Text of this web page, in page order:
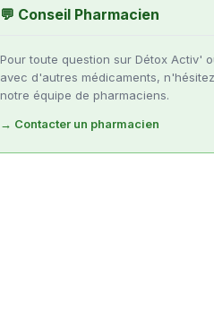
💬 Conseil Pharmacien
Pour toute question sur Détox Activ'
avec d'autres médicaments,
notre équipe de pharmaciens.
→ Contacter un pharmacien